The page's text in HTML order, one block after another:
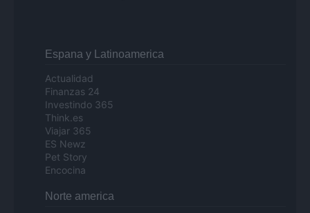
Espana y Latinoamerica
Actualidad
Finanzas 24
Investindo 365
Think.es
Viajar 365
ES Newz
Pet Story
Encocina
Norte america